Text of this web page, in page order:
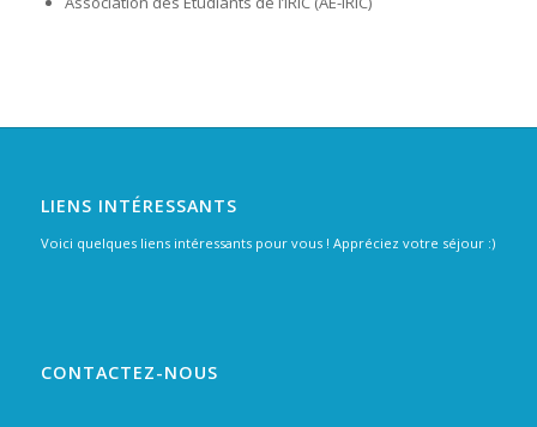
LIENS INTÉRESSANTS
Voici quelques liens intéressants pour vous ! Appréciez votre séjour :)
CONTACTEZ-NOUS